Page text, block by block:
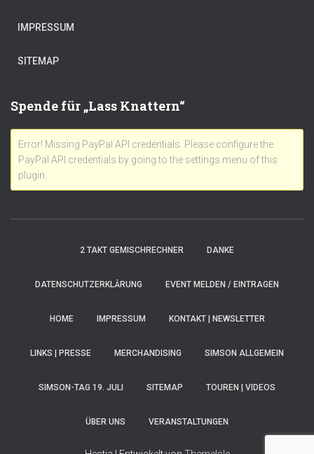
IMPRESSUM
SITEMAP
Spende für „Lass Knattern“
Error! Missing PayPal API credentials. Please configure the
PayPal API credentials by going to the settings menu of this
plugin.
2 TAKT GEMISCHRECHNER DANKE
DATENSCHUTZERKLÄRUNG EVENT MELDEN / EINTRAGEN
HOME IMPRESSUM KONTAKT | NEWSLETTER
LINKS | PRESSE MERCHANDISING SIMSON ALLGEMEIN
SIMSON-TAG 19. JULI SITEMAP TOUREN | VIDEOS
ÜBER UNS VERANSTALTUNGEN